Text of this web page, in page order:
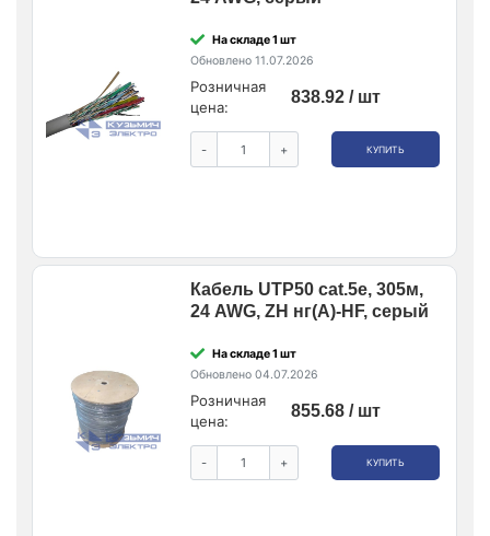
На складе 1 шт
Обновлено 11.07.2026
Розничная
цена:
838.92 / шт
- + КУПИТЬ
Кабель UTP50 cat.5e, 305м,
24 AWG, ZH нг(A)-HF, серый
На складе 1 шт
Обновлено 04.07.2026
Розничная
цена:
855.68 / шт
- + КУПИТЬ